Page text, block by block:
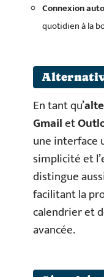
Connexion
quotidien à la
En tant qu’
Gmailet
une interface
simplicité et
distingue
facilitant la
calendrier et
avancée.